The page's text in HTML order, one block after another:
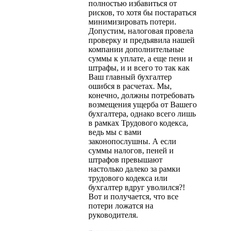
полностью избавиться от
рисков, то хотя бы постараться
минимизировать потери.
Допустим, налоговая провела
проверку и предъявила нашей
компании дополнительные
суммы к уплате, а еще пени и
штрафы, и и всего то так как
Ваш главный бухгалтер
ошибся в расчетах. Мы,
конечно, должны потребовать
возмещения ущерба от Вашего
бухгалтера, однако всего лишь
в рамках Трудового кодекса,
ведь мы с вами
законопослушны. А если
суммы налогов, пеней и
штрафов превышают
настолько далеко за рамки
трудового кодекса или
бухгалтер вдруг уволился?!
Вот и получается, что все
потери ложатся на
руководителя.